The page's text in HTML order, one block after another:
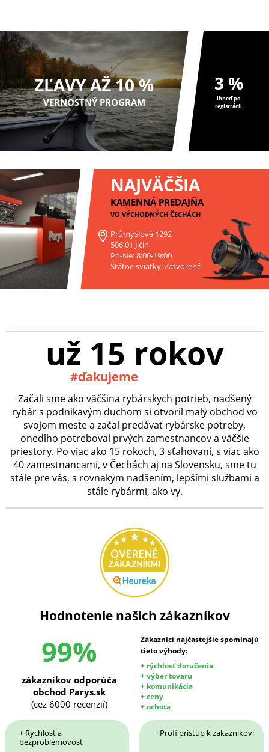
ZĽAVY AŽ 10 %
VERNOSTNÝ PROGRAM
3 %
ihneď po
registrácii
NAJVÄČŠIA
KAMENNÁ PREDAJŇA
VO VÝCHODNÝCH ČECHÁCH
Průmyslová 1292
506 01 Jičín
Po-Ne: 8:00-19:00
Štátne sviatky: Zatvorené
už 15 rokov
#ďakujeme
Začali sme ako väčšina rybárskych potrieb, nadšený
rybár s podnikavým duchom si otvoril malý obchod vo
svojom meste a začal predávať rybárske potreby,
onedlho potreboval prvých zamestnancov a väčšie
priestory. Po viac ako 15 rokoch, 3 sťahovaní, s viac ako
40 zamestnancami, v Čechách aj na Slovensku, sme tu
stále pre vás, s rovnakým nadšením, lepšími službami a
stále rybármi, ako vy.
Hodnotenie našich zákazníkov
99%
Zákazníci najčastejšie spomínajú
tieto výhody:
+ rýchlosť doručenia
+ výber tovaru
+ komunikácia
+ ceny
+ ochota
zákazníkov odporúča
obchod Parys.sk
(cez 6000 recenzií)
+ Rýchlosť a
bezproblémovosť
+ Profi pristup k zakaznikovi